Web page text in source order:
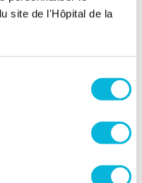
site de l'Hôpital de la